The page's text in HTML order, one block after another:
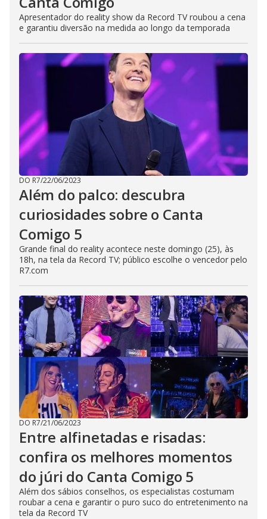
Apresentador do reality show da Record TV roubou a cena
e garantiu diversão na medida ao longo da temporada
DO R7/22/06/2023
Além do palco: descubra
curiosidades sobre o Canta
Comigo 5
Grande final do reality acontece neste domingo (25), às
18h, na tela da Record TV; público escolhe o vencedor pelo
R7.com
DO R7/21/06/2023
Entre alfinetadas e risadas:
confira os melhores momentos
do júri do Canta Comigo 5
Além dos sábios conselhos, os especialistas costumam
roubar a cena e garantir o puro suco do entretenimento na
tela da Record TV